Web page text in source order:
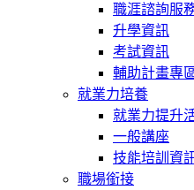
職涯諮詢服
升學資訊
考試資訊
輔助計畫專
就業力培養
就業力提升
一般講座
技能培訓資
職場銜接